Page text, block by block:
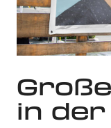
in der